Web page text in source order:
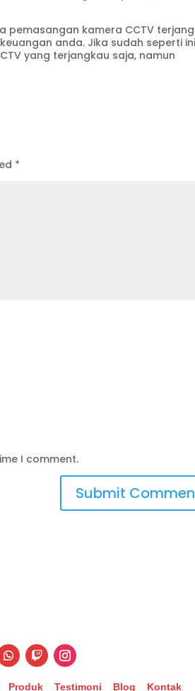
pemasangan kamera CCTV
anda. Jika sudah seperti
yang terjangkau saja, namun
*
I comment.
Produk Testimoni Blog Kontak